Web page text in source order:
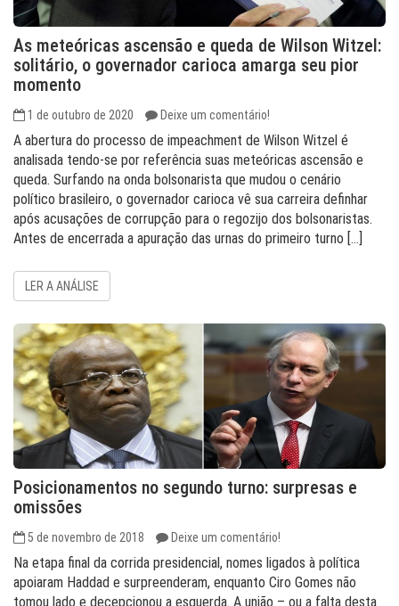
As meteóricas ascensão e queda de Wilson Witzel:
solitário, o governador carioca amarga seu pior
momento
1 de outubro de 2020 Deixe um comentário!
A abertura do processo de impeachment de Wilson Witzel é
analisada tendo-se por referência suas meteóricas ascensão e
queda. Surfando na onda bolsonarista que mudou o cenário
político brasileiro, o governador carioca vê sua carreira definhar
após acusações de corrupção para o regozijo dos bolsonaristas.
Antes de encerrada a apuração das urnas do primeiro turno […]
LER A ANÁLISE
Posicionamentos no segundo turno: surpresas e
omissões
5 de novembro de 2018 Deixe um comentário!
Na etapa final da corrida presidencial, nomes ligados à política
apoiaram Haddad e surpreenderam, enquanto Ciro Gomes não
tomou lado e decepcionou a esquerda. A união – ou a falta desta